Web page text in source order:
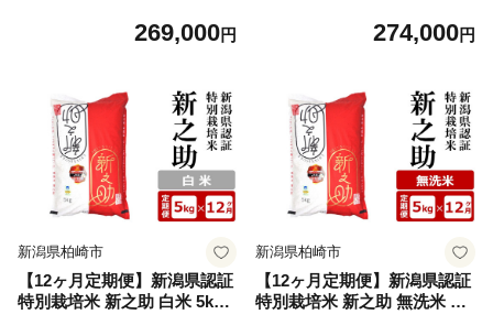
ーホンマ[Y0370]269,000円
リーホンマ[Y0371]274,000円
新潟県柏崎市
【12ヶ月定期便】新潟県認証
特別栽培米 新之助 白米 5kg×
新潟県柏崎市
【12ヶ月定期便】新潟県認証
特別栽培米 新之助 無洗米 5k